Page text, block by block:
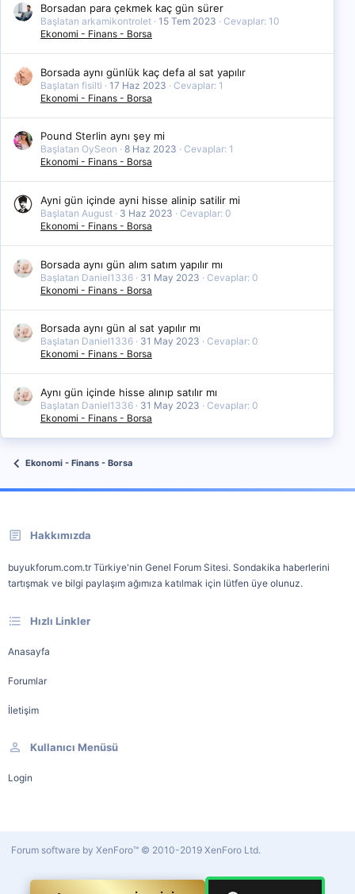
Borsadan para çekmek kaç gün sürer
Başlatan arkamikontrolet 15 Tem 2023
Cevaplar: 10
Ekonomi - Finans - Borsa
Borsada aynı günlük kaç defa al sat yapılır
Başlatan fisilti 17 Haz 2023
Cevaplar: 1
Ekonomi - Finans - Borsa
Pound Sterlin aynı şey mi
Başlatan OySeon 8 Haz 2023
Cevaplar: 1
Ekonomi - Finans - Borsa
Ayni gün içinde ayni hisse alinip satilir mi
Başlatan August 3 Haz 2023
Cevaplar: 0
Ekonomi - Finans - Borsa
Borsada aynı gün alım satım yapılır mı
Başlatan Daniel1336 31 May 2023
Cevaplar: 0
Ekonomi - Finans - Borsa
Borsada aynı gün al sat yapılır mı
Başlatan Daniel1336 31 May 2023
Cevaplar: 0
Ekonomi - Finans - Borsa
Aynı gün içinde hisse alınıp satılır mı
Başlatan Daniel1336 31 May 2023
Cevaplar: 0
Ekonomi - Finans - Borsa
Ekonomi - Finans - Borsa
Hakkımızda
buyukforum.com.tr Türkiye'nin Genel Forum Sitesi. Sondakika haberlerini
tartışmak ve bilgi paylaşım ağımıza katılmak için lütfen üye olunuz.
Hızlı Linkler
Anasayfa
Forumlar
İletişim
Kullanıcı Menüsü
Login
Forum software by XenForo™ © 2010-2019 XenForo Ltd.